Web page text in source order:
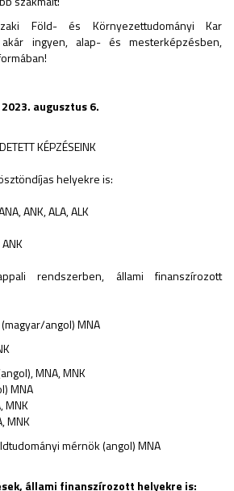
Föld- és Környezettudományi Kar
ingyen, alap- és mesterképzésben,
augusztus 6.
KÉPZÉSEINK
helyekre is:
ANK, ALA, ALK
rendszerben, állami finanszírozott
angol) MNA
MNA, MNK
MNA
MNK
MNK
mérnök (angol) MNA
állami finanszírozott helyekre is: